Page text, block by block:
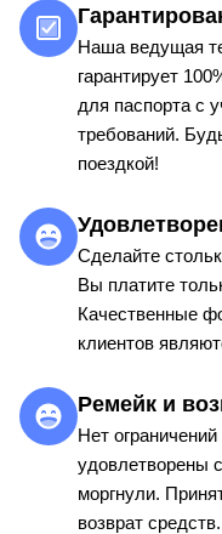
Наша ведущая
гарантирует
для паспорта с
требований.
поездкой!
Сделайте
Вы платите
Качественные
клиентов
Ремейк и
Нет
удовлетворены
моргнули.
возврат средств.